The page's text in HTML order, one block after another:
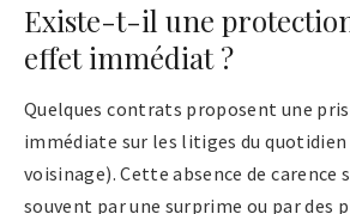
Existe-t-il une
effet immédiat ?
Quelques contrats proposent une
immédiate sur les litiges du
voisinage). Cette absence de carence
souvent par une surprime ou par des